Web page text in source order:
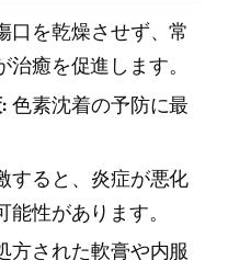
口を乾燥させず、常
癒を促進します。
色素沈着の予防に最
すると、炎症が悪化
性があります。
方された軟膏や内服